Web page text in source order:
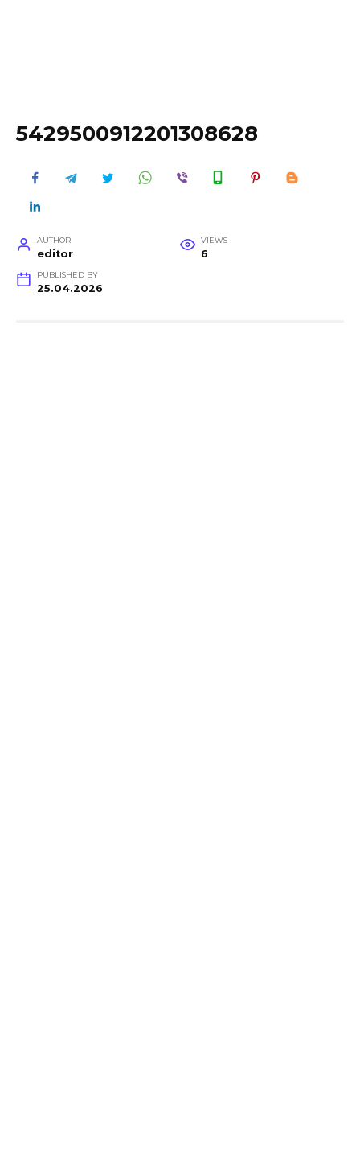
5429500912201308628
AUTHOR
editor
VIEWS
6
PUBLISHED BY
25.04.2026